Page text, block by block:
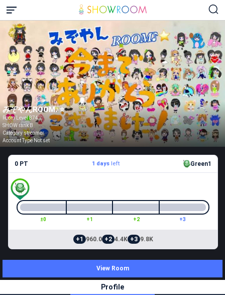
みぞやんROOM♪⭐️
Room Level 874
SHOW rank B
Category streamer
Account Type Not set
0 PT 1 daysleft Green1
±0 +1 +2 +3
+1 960.0 +2 4.4K +3 9.8K
View Room
Profile